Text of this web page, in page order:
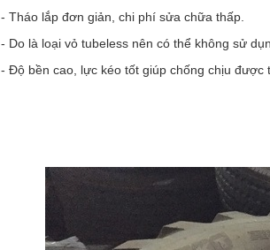
- Tháo lắp đơn giản, chi phí sửa chữa thấp.
- Do là loại vỏ tubeless nên có thể không sử
- Độ bền cao, lực kéo tốt giúp chống chịu được